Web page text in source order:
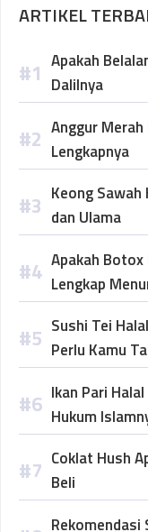
ARTIKEL
Apakah
Dalilnya
Anggur
Lengkapnya
Keong Sawah
dan Ulama
Apakah Botox
Lengkap
Sushi Tei
Perlu Kamu
Ikan Pari
Hukum
Coklat Hush
Beli
Rekomendasi